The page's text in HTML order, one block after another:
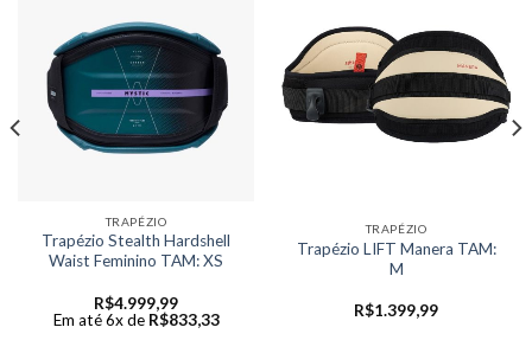
TRAPÉZIO
Trapézio Stealth Hardshell
Waist Feminino TAM: XS
R$4.999,99
Em até 6x de R$833,33
TRAPÉZIO
Trapézio LIFT Manera TAM:
M
R$1.399,99